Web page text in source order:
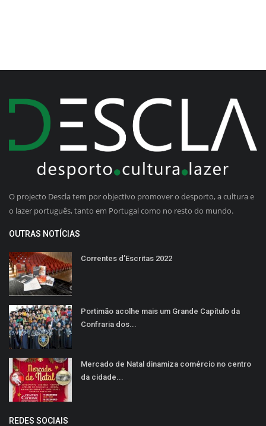
O projecto Descla tem por objectivo promover o desporto, a cultura e
o lazer português, tanto em Portugal como no resto do mundo.
OUTRAS NOTÍCIAS
Correntes d’Escritas 2022
Portimão acolhe mais um Grande Capítulo da
Confraria dos...
Mercado de Natal dinamiza comércio no centro
da cidade...
REDES SOCIAIS